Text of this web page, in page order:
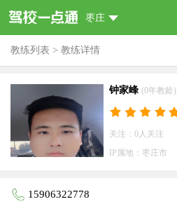
枣庄
教练列表 > 教练详情
钟家峰 (0年教龄)
关注：0人关注
IP属地：枣庄市
15906322778